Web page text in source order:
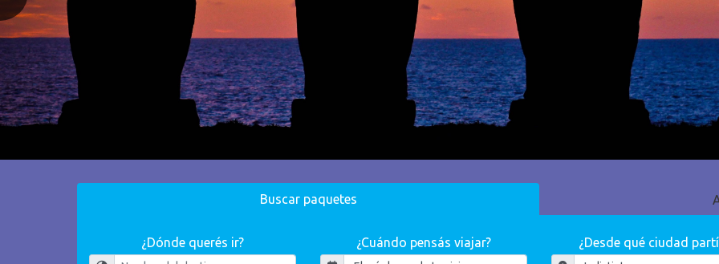
Buscar paquetes
¿Dónde querés ir? ¿Cuándo pensás viajar? ¿Desde qué ciudad